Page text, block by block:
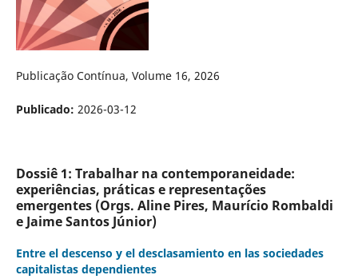
Publicação Contínua, Volume 16, 2026
Publicado: 2026-03-12
Dossiê 1: Trabalhar na contemporaneidade:
experiências, práticas e representações
emergentes (Orgs. Aline Pires, Maurício Rombaldi
e Jaime Santos Júnior)
Entre el descenso y el desclasamiento en las sociedades
capitalistas dependientes